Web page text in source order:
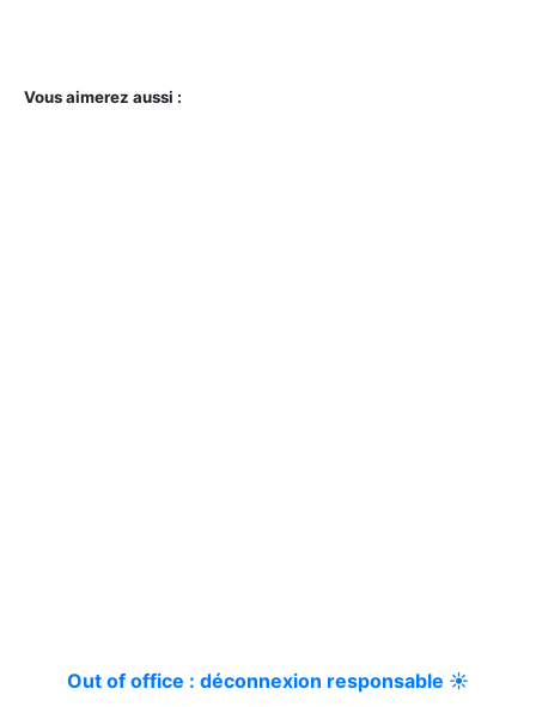
Vous aimerez aussi :
Out of office : déconnexion responsable ☀️